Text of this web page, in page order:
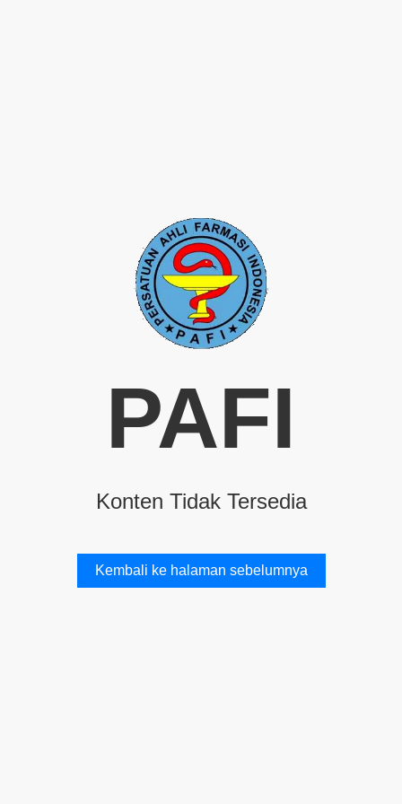
PAFI
Konten Tidak Tersedia
Kembali ke halaman sebelumnya